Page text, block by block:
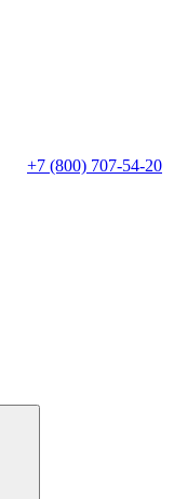
+7 (800) 707-54-20